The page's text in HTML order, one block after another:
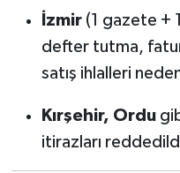
İzmir(1 gazete +
defter tutma,
satış ihlalleri
Kırşehir, Ordu
itirazları